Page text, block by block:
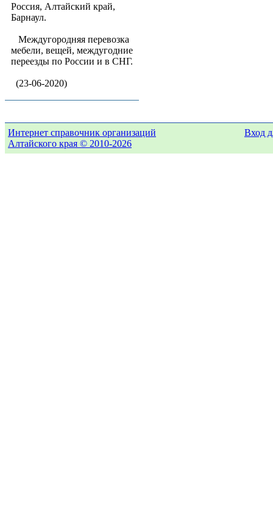
Россия, Алтайский край,
Барнаул.
Междугородняя перевозка
мебели, вещей, междугодние
переезды по России и в СНГ.
(23-06-2020)
Интернет справочник организаций
Алтайского края © 2010-2026
Вход